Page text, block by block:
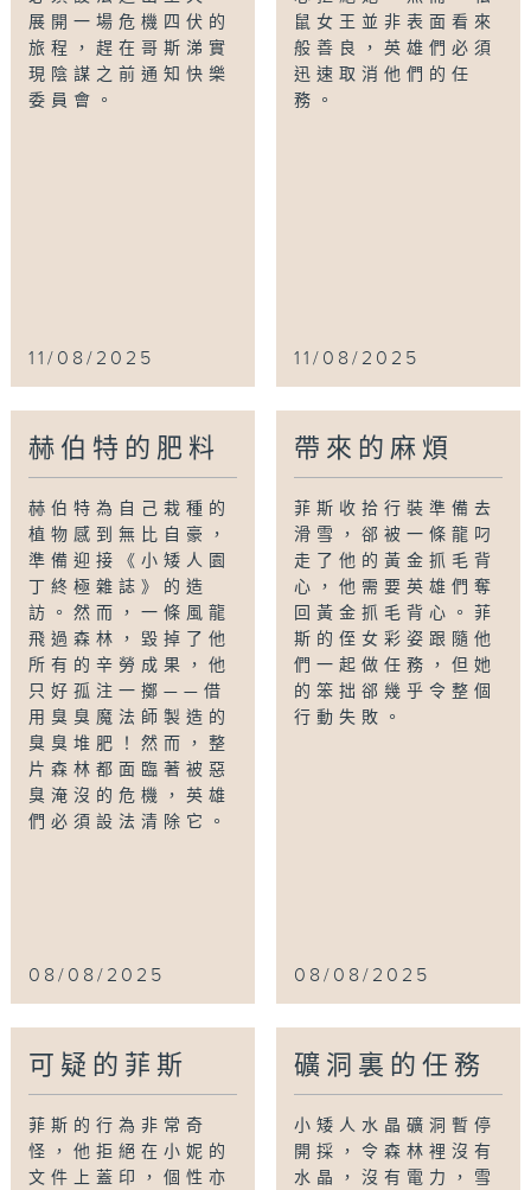
展開一場危機四伏的
旅程，趕在哥斯涕實
現陰謀之前通知快樂
委員會。
11/08/2025
鼠女王並非表面看來
般善良，英雄們必須
迅速取消他們的任
務。
11/08/2025
赫伯特的肥料
赫伯特為自己栽種的
植物感到無比自豪，
準備迎接《小矮人園
丁終極雜誌》的造
訪。然而，一條風龍
飛過森林，毀掉了他
所有的辛勞成果，他
只好孤注一擲——借
用臭臭魔法師製造的
臭臭堆肥！然而，整
片森林都面臨著被惡
臭淹沒的危機，英雄
們必須設法清除它。
08/08/2025
帶來的麻煩
菲斯收拾行裝準備去
滑雪，郤被一條龍叼
走了他的黃金抓毛背
心，他需要英雄們奪
回黃金抓毛背心。菲
斯的侄女彩姿跟隨他
們一起做任務，但她
的笨拙郤幾乎令整個
行動失敗。
08/08/2025
可疑的菲斯
菲斯的行為非常奇
怪，他拒絕在小妮的
文件上蓋印，個性亦
礦洞裏的任務
小矮人水晶礦洞暫停
開採，令森林裡沒有
水晶，沒有電力，雪